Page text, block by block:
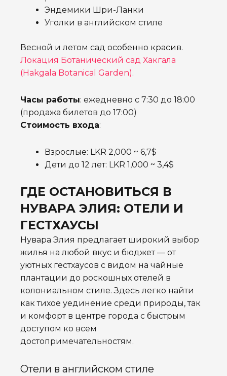
Эндемики Шри-Ланки
Уголки в английском стиле
Весной и летом сад особенно красив.
Локация Ботанический сад Хакгала
(Hakgala Botanical Garden).
Часы работы: ежедневно с 7:30 до 18:00
(продажа билетов до 17:00)
Стоимость входа:
Взрослые: LKR 2,000 ~ 6,7$
Дети до 12 лет: LKR 1,000 ~ 3,4$
ГДЕ ОСТАНОВИТЬСЯ В
НУВАРА ЭЛИЯ: ОТЕЛИ И
ГЕСТХАУСЫ
Нувара Элия предлагает широкий выбор
жилья на любой вкус и бюджет — от
уютных гестхаусов с видом на чайные
плантации до роскошных отелей в
колониальном стиле. Здесь легко найти
как тихое уединение среди природы, так
и комфорт в центре города с быстрым
доступом ко всем
достопримечательностям.
Отели в английском стиле